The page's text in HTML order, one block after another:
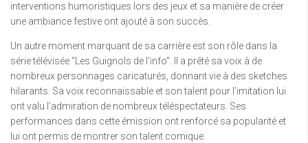
interventions humoristiques lors des jeux et sa manière de créer
une ambiance festive ont ajouté à son succès.
Un autre moment marquant de sa carrière est son rôle dans la
série télévisée “Les Guignols de l’info”. Il a prêté sa voix à de
nombreux personnages caricaturés, donnant vie à des sketches
hilarants. Sa voix reconnaissable et son talent pour l’imitation lui
ont valu l’admiration de nombreux téléspectateurs. Ses
performances dans cette émission ont renforcé sa popularité et
lui ont permis de montrer son talent comique.